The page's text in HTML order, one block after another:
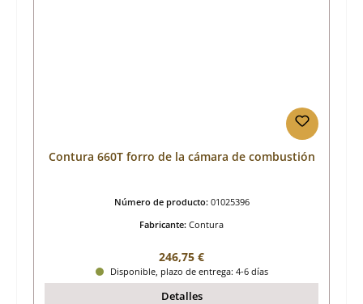
Contura 660T forro de la cámara de combustión
Número de producto: 01025396
Fabricante: Contura
Precio normal:
246,75 €
Disponible, plazo de entrega: 4-6 días
Detalles